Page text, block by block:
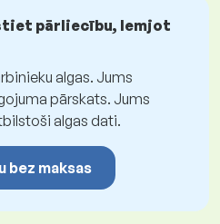
pārliecību, lemjot
algas. Jums
pārskats. Jums
algas dati.
bez maksas